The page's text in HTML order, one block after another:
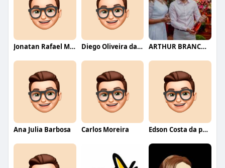
Jonatan Rafael Mello Diego Oliveira da Motta ARTHUR BRANCO FERNANDES
Ana Julia Barbosa Carlos Moreira Edson Costa da paixão